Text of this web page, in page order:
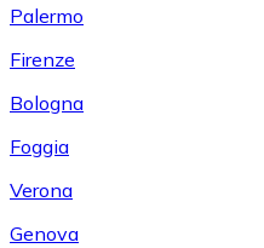
Palermo
Firenze
Bologna
Foggia
Verona
Genova